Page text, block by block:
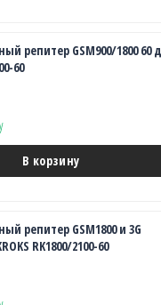
репитер GSM900/1800 60
60
В корзину
репитер GSM1800 и 3G
RK1800/2100-60